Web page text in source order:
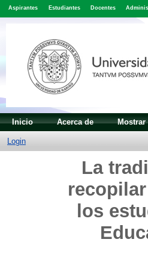
Aspirantes Estudiantes Docentes
Inicio Acerca de
Login
La
los